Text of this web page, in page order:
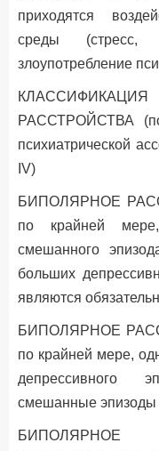
приходятся
среды (стресс,
злоупотребление
РАССТРОЙСТВА (по
психиатрической
IV)
БИПОЛЯРНОЕ
по крайней
смешанного
больших
являются
БИПОЛЯРНОЕ
по крайней мере,
депрессивного
смешанные эпизоды